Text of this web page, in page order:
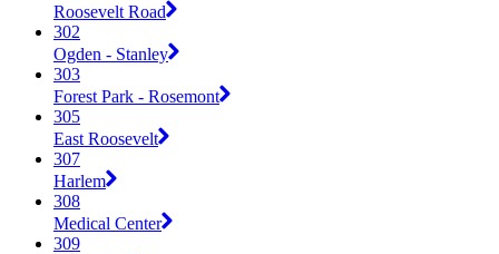
Roosevelt Road
302
Ogden - Stanley
303
Forest Park - Rosemont
305
East Roosevelt
307
Harlem
308
Medical Center
309